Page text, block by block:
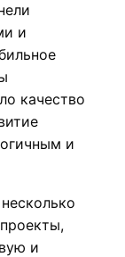
и
качество
и
и